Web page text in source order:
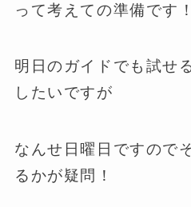
って考えての準備です！
明日のガイドでも試せ
したいですが
なんせ日曜日ですので
るかが疑問！